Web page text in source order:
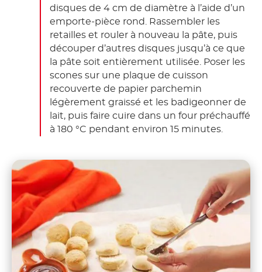
disques de 4 cm de diamètre à l’aide d’un
emporte-pièce rond. Rassembler les
retailles et rouler à nouveau la pâte, puis
découper d’autres disques jusqu’à ce que
la pâte soit entièrement utilisée. Poser les
scones sur une plaque de cuisson
recouverte de papier parchemin
légèrement graissé et les badigeonner de
lait, puis faire cuire dans un four préchauffé
à 180 °C pendant environ 15 minutes.